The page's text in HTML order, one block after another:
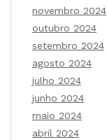
novembro 2024
outubro 2024
setembro 2024
agosto 2024
julho 2024
junho 2024
maio 2024
abril 2024